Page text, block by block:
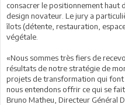
consacrer le positionnement haut
design novateur. Le jury a
îlots (détente, restauration,
végétale.
«Nous sommes très fiers de
résultats de notre stratégie de
projets de transformation qui font
nous entendons offrir ce qui se
Bruno Matheu, Directeur Général